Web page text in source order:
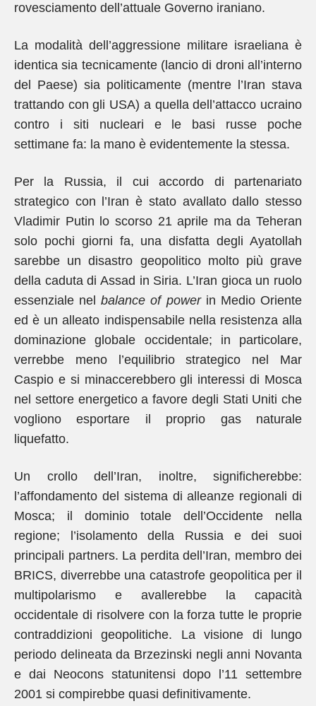
rovesciamento dell’attuale Governo iraniano.
La modalità dell’aggressione militare israeliana è
identica sia tecnicamente (lancio di droni all’interno
del Paese) sia politicamente (mentre l’Iran stava
trattando con gli USA) a quella dell’attacco ucraino
contro i siti nucleari e le basi russe poche
settimane fa: la mano è evidentemente la stessa.
Per la Russia, il cui accordo di partenariato
strategico con l’Iran è stato avallato dallo stesso
Vladimir Putin lo scorso 21 aprile ma da Teheran
solo pochi giorni fa, una disfatta degli Ayatollah
sarebbe un disastro geopolitico molto più grave
della caduta di Assad in Siria. L’Iran gioca un ruolo
essenziale nelbalance of powerin Medio Oriente
ed è un alleato indispensabile nella resistenza alla
dominazione globale occidentale; in particolare,
verrebbe meno l’equilibrio strategico nel Mar
Caspio e si minaccerebbero gli interessi di Mosca
nel settore energetico a favore degli Stati Uniti che
vogliono esportare il proprio gas naturale
liquefatto.
Un crollo dell’Iran, inoltre, significherebbe:
l’affondamento del sistema di alleanze regionali di
Mosca; il dominio totale dell’Occidente nella
regione; l’isolamento della Russia e dei suoi
principali partners. La perdita dell’Iran, membro dei
BRICS, diverrebbe una catastrofe geopolitica per il
multipolarismo e avallerebbe la capacità
occidentale di risolvere con la forza tutte le proprie
contraddizioni geopolitiche. La visione di lungo
periodo delineata da Brzezinski negli anni Novanta
e dai Neocons statunitensi dopo l’11 settembre
2001 si compirebbe quasi definitivamente.